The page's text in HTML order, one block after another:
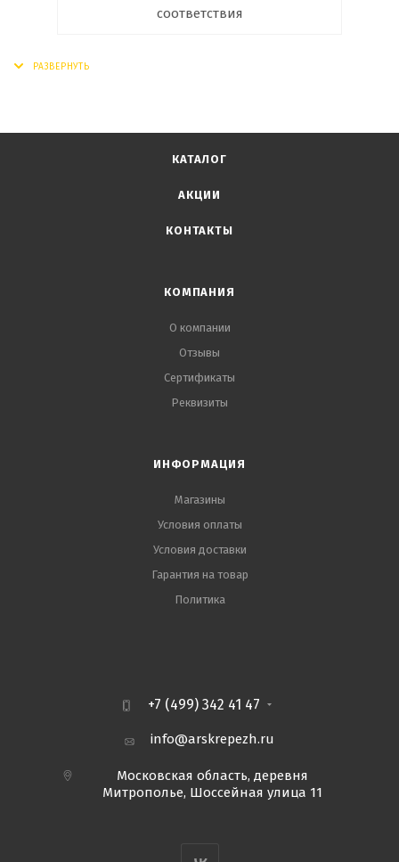
соответствия
КАТАЛОГ
АКЦИИ
КОНТАКТЫ
КОМПАНИЯ
О компании
Отзывы
Сертификаты
Реквизиты
ИНФОРМАЦИЯ
Магазины
Условия оплаты
Условия доставки
Гарантия на товар
Политика
+7 (499) 342 41 47
info@arskrepezh.ru
Московская область, деревня
Митрополье, Шоссейная улица 11